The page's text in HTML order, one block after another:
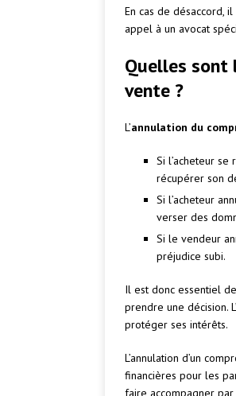
En cas de désaccord,
appel à un avocat
Quelles sont
vente ?
L’annulation du
Si l’acheteur
récupérer son
Si l’acheteur
verser des
Si le vendeur
préjudice subi.
Il est donc essentiel
prendre une décision.
protéger ses intérêts.
L’annulation d’un
financières pour les
faire accompagner